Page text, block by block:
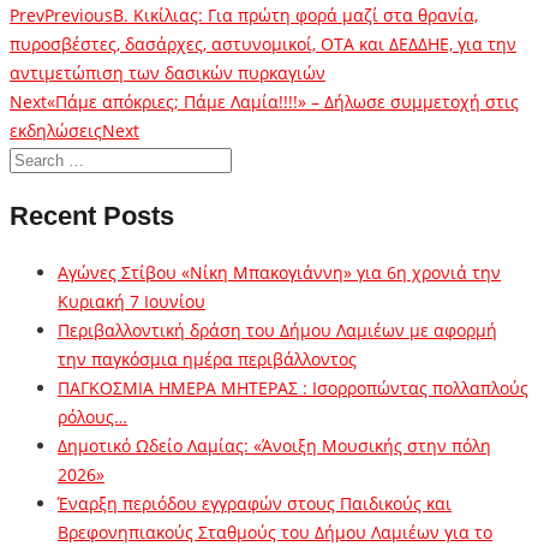
PrevPreviousΒ. Κικίλιας: Για πρώτη φορά μαζί στα θρανία,
πυροσβέστες, δασάρχες, αστυνομικοί, ΟΤΑ και ΔΕΔΔΗΕ, για την
αντιμετώπιση των δασικών πυρκαγιών
Next«Πάμε απόκριες; Πάμε Λαμία!!!!» – Δήλωσε συμμετοχή στις
εκδηλώσειςNext
Recent Posts
Αγώνες Στίβου «Νίκη Μπακογιάννη» για 6η χρονιά την
Κυριακή 7 Ιουνίου
Περιβαλλοντική δράση του Δήμου Λαμιέων με αφορμή
την παγκόσμια ημέρα περιβάλλοντος
ΠΑΓΚΟΣΜΙΑ ΗΜΕΡΑ ΜΗΤΕΡΑΣ : Ισορροπώντας πολλαπλούς
ρόλους…
Δημοτικό Ωδείο Λαμίας: «Άνοιξη Μουσικής στην πόλη
2026»
Έναρξη περιόδου εγγραφών στους Παιδικούς και
Βρεφονηπιακούς Σταθμούς του Δήμου Λαμιέων για το